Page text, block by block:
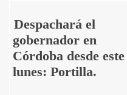
Despachará el
gobernador en
Córdoba desde este
lunes: Portilla.